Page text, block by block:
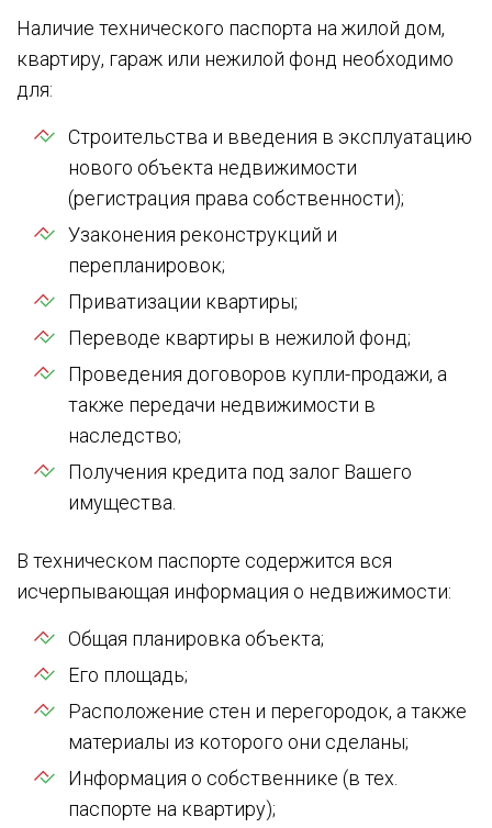
Наличие технического паспорта на жилой дом,
квартиру, гараж или нежилой фонд необходимо
для:
Строительства и введения в эксплуатацию
нового объекта недвижимости
(регистрация права собственности);
Узаконения реконструкций и
перепланировок;
Приватизации квартиры;
Переводе квартиры в нежилой фонд;
Проведения договоров купли-продажи, а
также передачи недвижимости в
наследство;
Получения кредита под залог Вашего
имущества.
В техническом паспорте содержится вся
исчерпывающая информация о недвижимости:
Общая планировка объекта;
Его площадь;
Расположение стен и перегородок, а также
материалы из которого они сделаны;
Информация о собственнике (в тех.
паспорте на квартиру);